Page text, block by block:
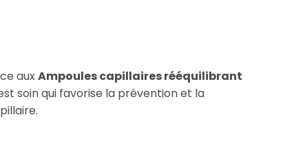
auxAmpoules capillaires rééquilibrant
soin qui favorise la prévention et la